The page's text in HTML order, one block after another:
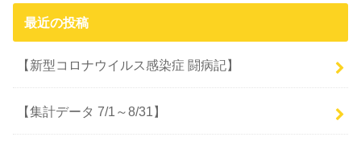
最近の投稿
【新型コロナウイルス感染症 闘病記】
【集計データ 7/1～8/31】